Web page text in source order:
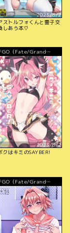
2023/8/2
ストルフォくんと霊子交
しあう本♡
（Fate/Grand
）
2023/8/2
クはキミのSAYBER!
（Fate/Grand
）